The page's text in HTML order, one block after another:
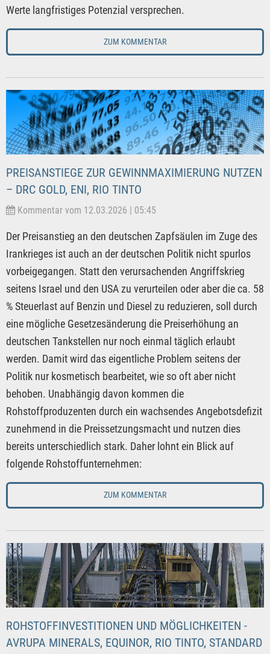
Werte langfristiges Potenzial versprechen.
ZUM KOMMENTAR
PREISANSTIEGE ZUR GEWINNMAXIMIERUNG NUTZEN
– DRC GOLD, ENI, RIO TINTO
Kommentar vom 12.03.2026 | 05:45
Der Preisanstieg an den deutschen Zapfsäulen im Zuge des
Irankrieges ist auch an der deutschen Politik nicht spurlos
vorbeigegangen. Statt den verursachenden Angriffskrieg
seitens Israel und den USA zu verurteilen oder aber die ca. 58
% Steuerlast auf Benzin und Diesel zu reduzieren, soll durch
eine mögliche Gesetzesänderung die Preiserhöhung an
deutschen Tankstellen nur noch einmal täglich erlaubt
werden. Damit wird das eigentliche Problem seitens der
Politik nur kosmetisch bearbeitet, wie so oft aber nicht
behoben. Unabhängig davon kommen die
Rohstoffproduzenten durch ein wachsendes Angebotsdefizit
zunehmend in die Preissetzungsmacht und nutzen dies
bereits unterschiedlich stark. Daher lohnt ein Blick auf
folgende Rohstoffunternehmen:
ZUM KOMMENTAR
ROHSTOFFINVESTITIONEN UND MÖGLICHKEITEN -
AVRUPA MINERALS, EQUINOR, RIO TINTO, STANDARD